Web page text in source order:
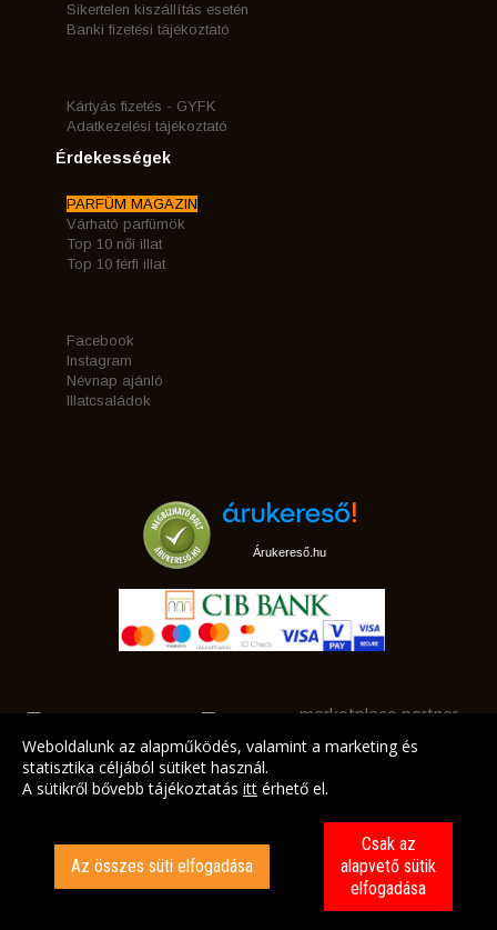
Sikertelen kiszállítás esetén
Banki fizetési tájékoztató
Kártyás fizetés - GYFK
Adatkezelési tájékoztató
Érdekességek
PARFÜM MAGAZIN
Várható parfümök
Top 10 női illat
Top 10 férfi illat
Facebook
Instagram
Névnap ajánló
Illatcsaládok
Árukereső.hu
marketplace partner
Weboldalunk az alapműködés, valamint a marketing és
statisztika céljából sütiket használ.
A sütikről bővebb tájékoztatás itt érhető el.
Az összes süti elfogadása
Csak az
alapvető sütik
elfogadása